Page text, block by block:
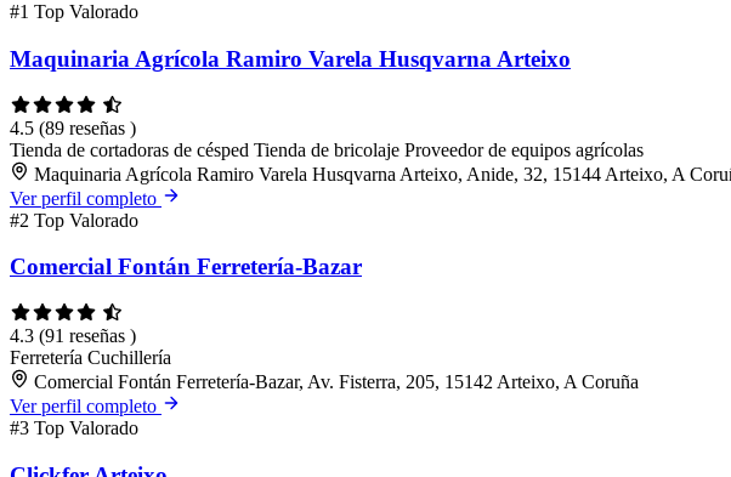
#1 Top Valorado
Maquinaria Agrícola Ramiro Varela Husqvarna Arteixo
4.5 (89 reseñas )
Tienda de cortadoras de césped Tienda de bricolaje Proveedor de equipos agrícolas
Maquinaria Agrícola Ramiro Varela Husqvarna Arteixo, Anide, 32, 15144 Arteixo, A
Ver perfil completo
#2 Top Valorado
Comercial Fontán Ferretería-Bazar
4.3 (91 reseñas )
Ferretería Cuchillería
Comercial Fontán Ferretería-Bazar, Av. Fisterra, 205, 15142 Arteixo, A Coruña
Ver perfil completo
#3 Top Valorado